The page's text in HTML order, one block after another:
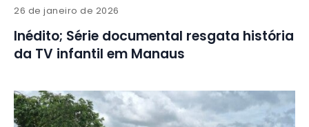
26 de janeiro de 2026
Inédito; Série documental resgata história
da TV infantil em Manaus